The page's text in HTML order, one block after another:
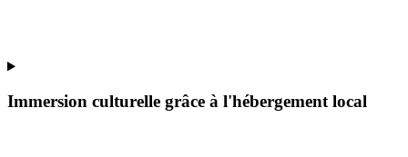
Immersion culturelle grâce à l'hébergement local